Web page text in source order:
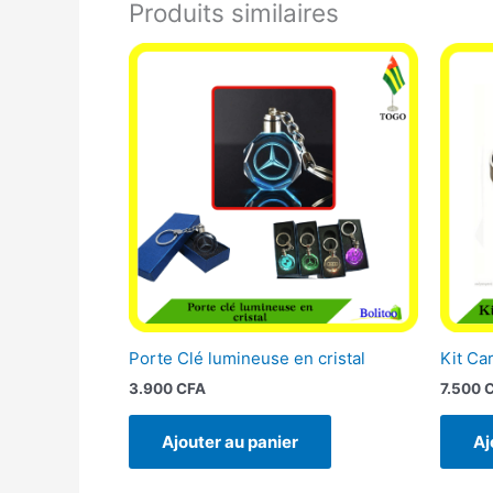
Produits similaires
Porte Clé lumineuse en cristal
3.900CFA
Ajouter au panier
Kit
7.500